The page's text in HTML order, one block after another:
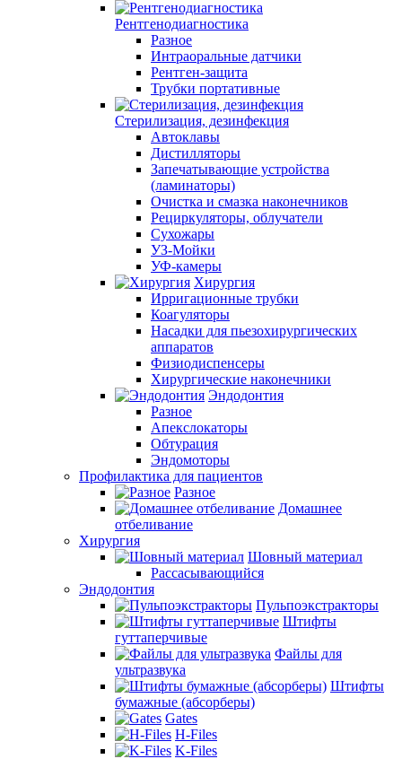
Рентгенодиагностика
Разное
Интраоральные датчики
Рентген-защита
Трубки портативные
Стерилизация, дезинфекция
Автоклавы
Дистилляторы
Запечатывающие устройства
(ламинаторы)
Очистка и смазка наконечников
Рециркуляторы, облучатели
Сухожары
УЗ-Мойки
УФ-камеры
Хирургия
Ирригационные трубки
Коагуляторы
Насадки для пьезохирургических
аппаратов
Физиодиспенсеры
Хирургические наконечники
Эндодонтия
Разное
Апекслокаторы
Обтурация
Эндомоторы
Профилактика для пациентов
Разное
Домашнее
отбеливание
Хирургия
Шовный материал
Рассасывающийся
Эндодонтия
Пульпоэкстракторы
Штифты
гуттаперчивые
Файлы для
ультразвука
Штифты
бумажные (абсорберы)
Gates
H-Files
K-Files